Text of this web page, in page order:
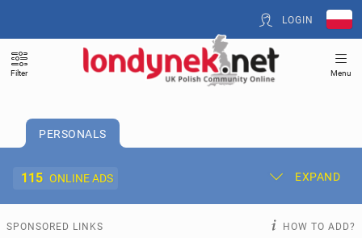
LOGIN
Filter Menu
PERSONALS
115 ONLINE ADS EXPAND
Post New Ad My Ads
SPONSORED LINKS HOW TO ADD?